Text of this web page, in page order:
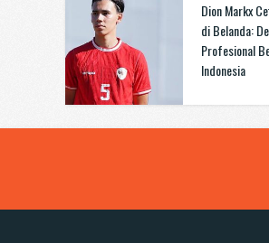
Dion Markx
di Belanda:
Profesional
Indonesia